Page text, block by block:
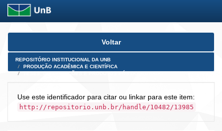
Skip
Voltar
REPOSITÓRIO INSTITUCIONAL DA UNB
PRODUÇÃO ACADÊMICA E CIENTÍFICA
Use este identificador para citar ou linkar para este item:
http://repositorio.unb.br/handle/10482/13985